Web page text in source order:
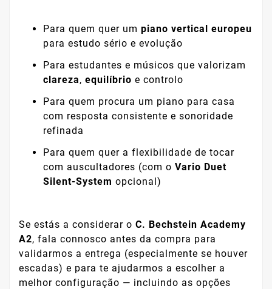
Para quem quer um piano vertical europeu
para estudo sério e evolução
Para estudantes e músicos que valorizam
clareza, equilíbrio e controlo
Para quem procura um piano para casa
com resposta consistente e sonoridade
refinada
Para quem quer a flexibilidade de tocar
com auscultadores (com o Vario Duet
Silent-System opcional)
Se estás a considerar o C. Bechstein Academy
A2, fala connosco antes da compra para
validarmos a entrega (especialmente se houver
escadas) e para te ajudarmos a escolher a
melhor configuração — incluindo as opções